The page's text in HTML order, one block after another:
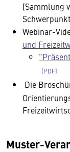
(Sammlung
Webinar-
und
Die
Muster-